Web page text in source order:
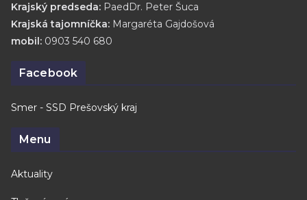
Krajský predseda: PaedDr. Peter Šuca
Krajská tajomníčka: Margaréta Gajdošová
mobil: 0903 540 680
Facebook
Smer - SSD Prešovský kraj
Menu
Aktuality